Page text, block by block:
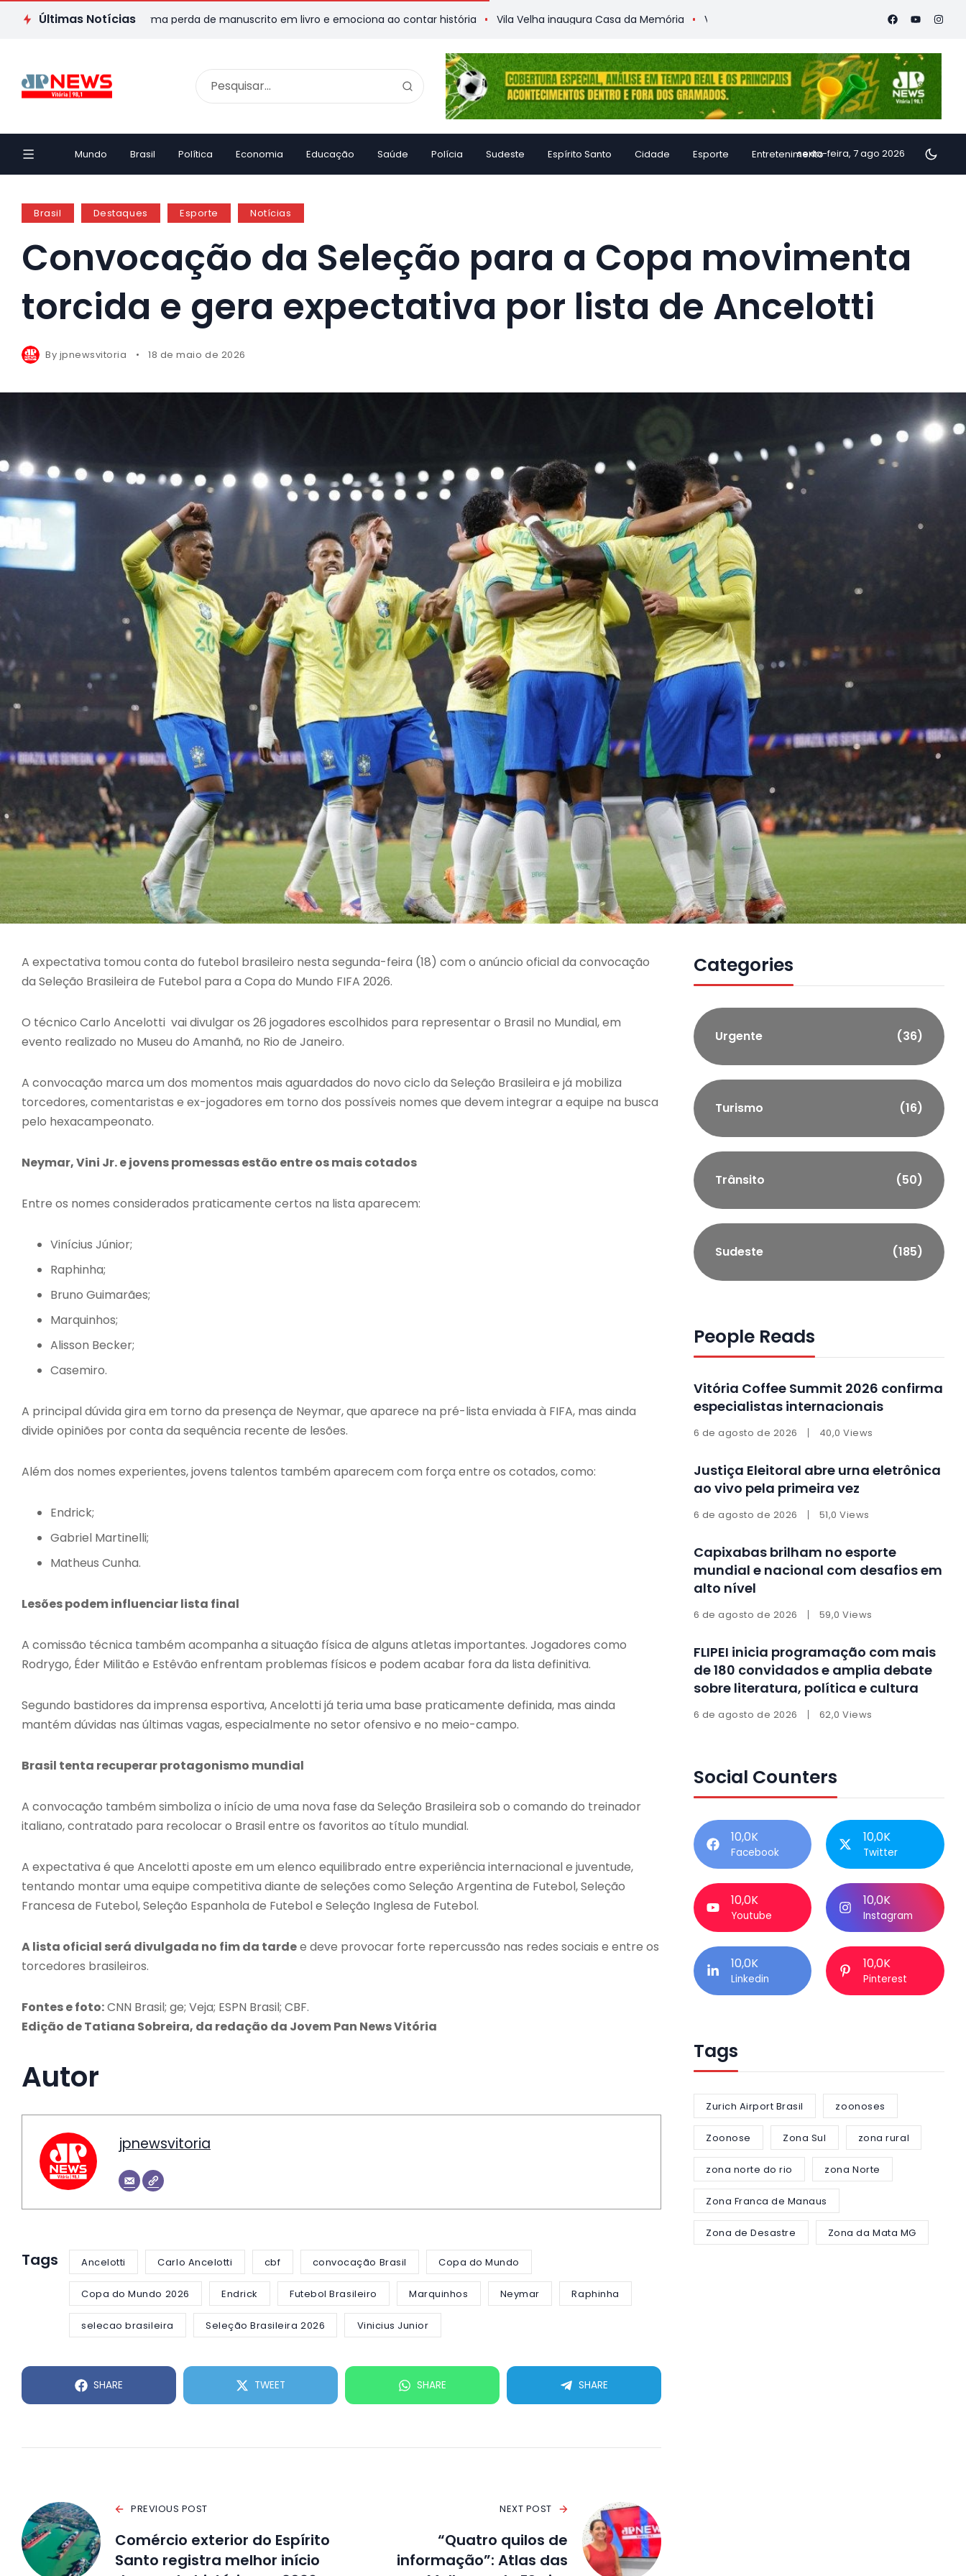
Últimas Notícias
capixaba transforma perda de manuscrito em livro e emociona ao contar história Vila Velha inaugura Casa da Memória Vitória Coffee Summit 2026 confirma especialistas
Mundo Brasil Política Economia Educação Saúde Polícia Sudeste Espírito Santo Cidade Esporte Entretenimentosexta-feira, 7 ago 2026
Brasil Destaques Esporte Notícias
Convocação da Seleção para a Copa movimenta
torcida e gera expectativa por lista de Ancelotti
By jpnewsvitoria 18 de maio de 2026
A expectativa tomou conta do futebol brasileiro nesta segunda-feira (18) com o anúncio oficial da convocação
da Seleção Brasileira de Futebol para a Copa do Mundo FIFA 2026.
O técnico Carlo Ancelotti vai divulgar os 26 jogadores escolhidos para representar o Brasil no Mundial, em
evento realizado no Museu do Amanhã, no Rio de Janeiro.
A convocação marca um dos momentos mais aguardados do novo ciclo da Seleção Brasileira e já mobiliza
torcedores, comentaristas e ex-jogadores em torno dos possíveis nomes que devem integrar a equipe na busca
pelo hexacampeonato.
Neymar, Vini Jr. e jovens promessas estão entre os mais cotados
Entre os nomes considerados praticamente certos na lista aparecem:
Vinícius Júnior;
Raphinha;
Bruno Guimarães;
Marquinhos;
Alisson Becker;
Casemiro.
A principal dúvida gira em torno da presença de Neymar, que aparece na pré-lista enviada à FIFA, mas ainda
divide opiniões por conta da sequência recente de lesões.
Além dos nomes experientes, jovens talentos também aparecem com força entre os cotados, como:
Endrick;
Gabriel Martinelli;
Matheus Cunha.
Lesões podem influenciar lista final
A comissão técnica também acompanha a situação física de alguns atletas importantes. Jogadores como
Rodrygo, Éder Militão e Estêvão enfrentam problemas físicos e podem acabar fora da lista definitiva.
Segundo bastidores da imprensa esportiva, Ancelotti já teria uma base praticamente definida, mas ainda
mantém dúvidas nas últimas vagas, especialmente no setor ofensivo e no meio-campo.
Brasil tenta recuperar protagonismo mundial
A convocação também simboliza o início de uma nova fase da Seleção Brasileira sob o comando do treinador
italiano, contratado para recolocar o Brasil entre os favoritos ao título mundial.
A expectativa é que Ancelotti aposte em um elenco equilibrado entre experiência internacional e juventude,
tentando montar uma equipe competitiva diante de seleções como Seleção Argentina de Futebol,Seleção
Francesa de Futebol,Seleção Espanhola de Futebole Seleção Inglesa de Futebol.
A lista oficial será divulgada no fim da tardee deve provocar forte repercussão nas redes sociais e entre os
torcedores brasileiros.
Fontes e foto:CNN Brasil; ge; Veja; ESPN Brasil; CBF.
Edição de Tatiana Sobreira, da redação da Jovem Pan News Vitória
Autor
jpnewsvitoria
Tags Ancelotti Carlo Ancelotti cbf convocação Brasil Copa do Mundo
Copa do Mundo 2026 Endrick Futebol Brasileiro Marquinhos Neymar Raphinha
selecao brasileira Seleção Brasileira 2026 Vinicius Junior
SHARE TWEET SHARE SHARE
PREVIOUS POST
Comércio exterior do Espírito
Santo registra melhor início
NEXT POST
“Quatro quilos de
informação”: Atlas das
Categories
Urgente (36)
Turismo (16)
Trânsito (50)
Sudeste (185)
People Reads
Vitória Coffee Summit 2026 confirma
especialistas internacionais
6 de agosto de 2026 40,0 Views
Justiça Eleitoral abre urna eletrônica
ao vivo pela primeira vez
6 de agosto de 2026 51,0 Views
Capixabas brilham no esporte
mundial e nacional com desafios em
alto nível
6 de agosto de 2026 59,0 Views
FLIPEI inicia programação com mais
de 180 convidados e amplia debate
sobre literatura, política e cultura
6 de agosto de 2026 62,0 Views
Social Counters
10,0K
Facebook
10,0K
Twitter
10,0K
Youtube
10,0K
Instagram
10,0K
Linkedin
10,0K
Pinterest
Tags
Zurich Airport Brasil zoonoses
Zoonose Zona Sul zona rural
zona norte do rio zona Norte
Zona Franca de Manaus
Zona de Desastre Zona da Mata MG